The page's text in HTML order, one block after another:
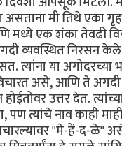
असताना मी तिथे एका
एक शंका तेवढी
व्यवस्थित निरसन
त्यांना या अगोदरच्या
असे, आणि ते
उत्तर देत.
त्यांचे नाव काही
"मे-हें-द-ळे"